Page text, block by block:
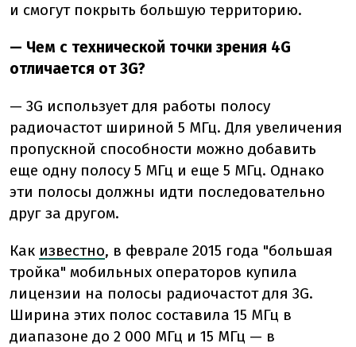
и смогут покрыть большую территорию.
— Чем с технической точки зрения 4G
отличается от 3G?
— 3G использует для работы полосу
радиочастот шириной 5 МГц. Для увеличения
пропускной способности можно добавить
еще одну полосу 5 МГц и еще 5 МГц. Однако
эти полосы должны идти последовательно
друг за другом.
Как известно, в феврале 2015 года "большая
тройка" мобильных операторов купила
лицензии на полосы радиочастот для 3G.
Ширина этих полос составила 15 МГц в
диапазоне до 2 000 МГц и 15 МГц — в